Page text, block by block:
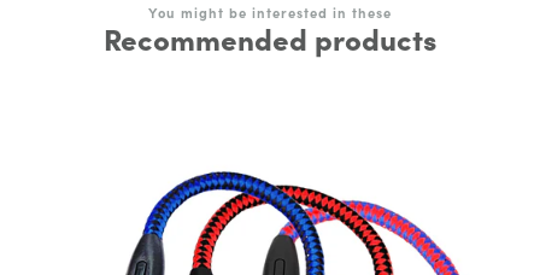
You might be interested in these
Recommended products